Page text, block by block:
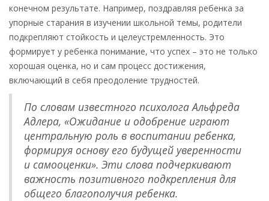
конечном результате. Например, поздравляя ребенка за
упорные старания в изучении школьной темы, родители
подкрепляют стойкость и целеустремленность. Это
формирует у ребенка понимание, что успех – это не только
хорошая оценка, но и сам процесс достижения,
включающий в себя преодоление трудностей.
По словам известного психолога Альфреда
Адлера, «Ожидание и одобрение играют
центральную роль в воспитании ребенка,
формируя основу его будущей уверенности
и самооценки». Эти слова подчеркивают
важность позитивного подкрепления для
общего благополучия ребенка.